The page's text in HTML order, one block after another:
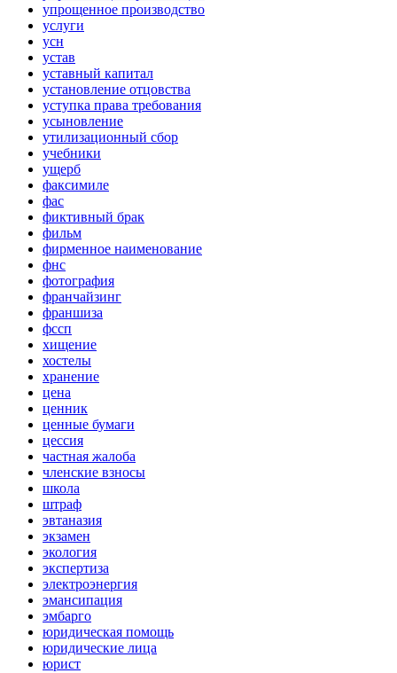
упрощенное производство
услуги
усн
устав
уставный капитал
установление отцовства
уступка права требования
усыновление
утилизационный сбор
учебники
ущерб
факсимиле
фас
фиктивный брак
фильм
фирменное наименование
фнс
фотография
франчайзинг
франшиза
фссп
хищение
хостелы
хранение
цена
ценник
ценные бумаги
цессия
частная жалоба
членские взносы
школа
штраф
эвтаназия
экзамен
экология
экспертиза
электроэнергия
эмансипация
эмбарго
юридическая помощь
юридические лица
юрист